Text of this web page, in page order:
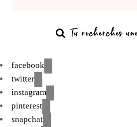
facebook
twitter
instagram
pinterest
snapchat